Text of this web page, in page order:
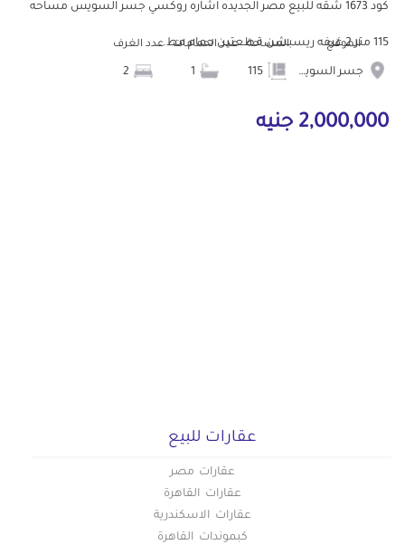
كود 1673 شقه للبيع مصر الجديده اشاره روكسي جسر السويس مساحه
115 متر 2 غرفه ريسبشن قطعتين حمام مط... الموقع
جسر السويس
المساحة عدد الحمامات عدد الغرف
2,000,000 جنيه
عقارات للبيع
عقارات مصر
عقارات القاهرة
عقارات الاسكندرية
كبموندات القاهرة